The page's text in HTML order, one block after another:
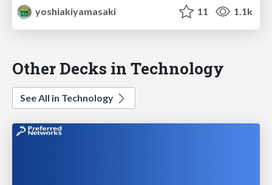
yoshiakiyamasaki
11 1.1k
Other Decks in Technology
See All in Technology